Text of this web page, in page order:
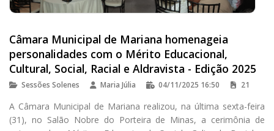
Câmara Municipal de Mariana homenageia
personalidades com o Mérito Educacional,
Cultural, Social, Racial e Aldravista - Edição 2025
Sessões Solenes Maria Júlia 04/11/2025 16:50 21
A Câmara Municipal de Mariana realizou, na última sexta-feira
(31), no Salão Nobre do Porteira de Minas, a cerimônia de